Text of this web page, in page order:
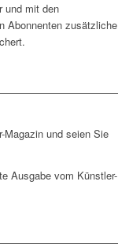
und mit den
Abonnenten zusätzliche
Magazin und seien Sie
Ausgabe vom Künstler-